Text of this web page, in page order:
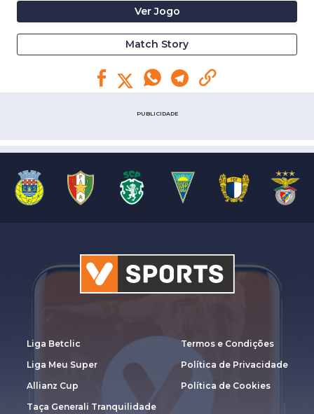
Ver Jogo
Match Story
PUBLICIDADE
Liga Betclic
Liga Meu Super
Allianz Cup
Taça Generali Tranquilidade
Termos e Condições
Política de Privacidade
Política de Cookies